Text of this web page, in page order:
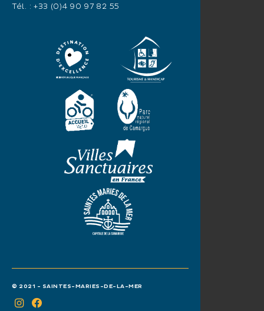
Tél. : +33 (0)4 90 97 82 55
© 2021 - SAINTES-MARIES-DE-LA-MER